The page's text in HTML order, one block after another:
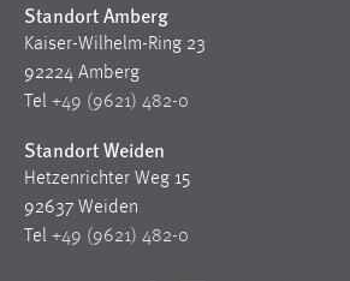
Standort Amberg
Kaiser-Wilhelm-Ring 23
92224 Amberg
Tel +49 (9621) 482-0
Standort Weiden
Hetzenrichter Weg 15
92637 Weiden
Tel +49 (9621) 482-0